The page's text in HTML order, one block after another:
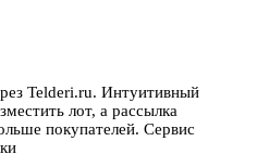
Telderi.ru. Интуитивный
лот, а рассылка
покупателей. Сервис